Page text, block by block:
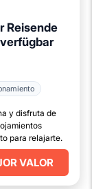
Reisende
y disfruta de
para relajarte.
VALOR